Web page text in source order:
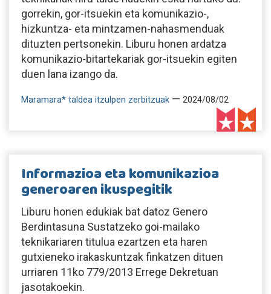
gorrekin, gor-itsuekin eta komunikazio-,
hizkuntza- eta mintzamen-nahasmenduak
dituzten pertsonekin. Liburu honen ardatza
komunikazio-bitartekariak gor-itsuekin egiten
duen lana izango da.
Maramara* taldea itzulpen zerbitzuak — 2024/08/02
Informazioa eta komunikazioa
generoaren ikuspegitik
Liburu honen edukiak bat datoz Genero
Berdintasuna Sustatzeko goi-mailako
teknikariaren titulua ezartzen eta haren
gutxieneko irakaskuntzak finkatzen dituen
urriaren 11ko 779/2013 Errege Dekretuan
jasotakoekin.